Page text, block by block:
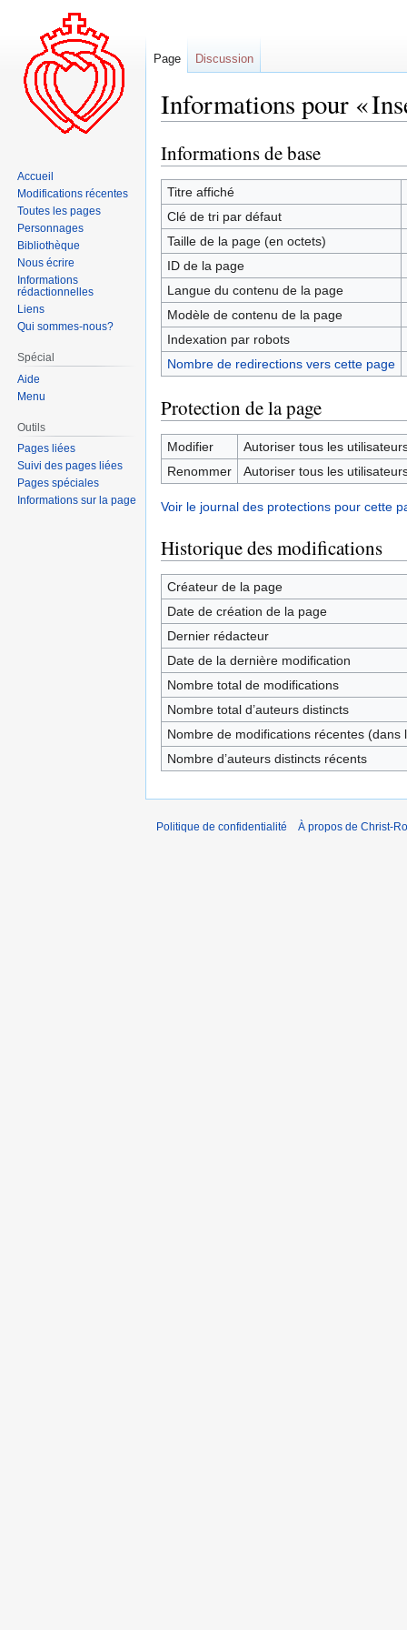
Informations pour «
Aller
à
la
navigation
Aller
à
la
recherche
Informations de base
Titre affiché
Clé de tri par défaut
Taille de la page (en octets)
ID de la page
Langue du contenu de la page
Modèle de contenu de la page
Indexation par robots
Nombre de redirections vers cette page
Protection de la page
Modifier
Autoriser tous les
Renommer
Autoriser tous les
Voir le journal des protections pour cette
Historique des modifications
Créateur de la page
Date de création de la page
Dernier rédacteur
Date de la dernière modification
Nombre total de modifications
Nombre total d’auteurs distincts
Nombre de modifications récentes (dans
Nombre d’auteurs distincts récents
Page Discussion
Accueil
Modifications récentes
Toutes les pages
Personnages
Bibliothèque
Nous écrire
Informations
rédactionnelles
Liens
Qui sommes-nous?
Spécial
Aide
Menu
Outils
Pages liées
Suivi des pages liées
Pages spéciales
Informations sur la page
Politique de confidentialité À propos de Christ-